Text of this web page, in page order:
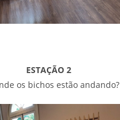
ESTAÇÃO 2
os bichos estão andando?